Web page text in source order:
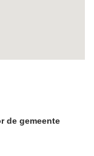
de gemeente